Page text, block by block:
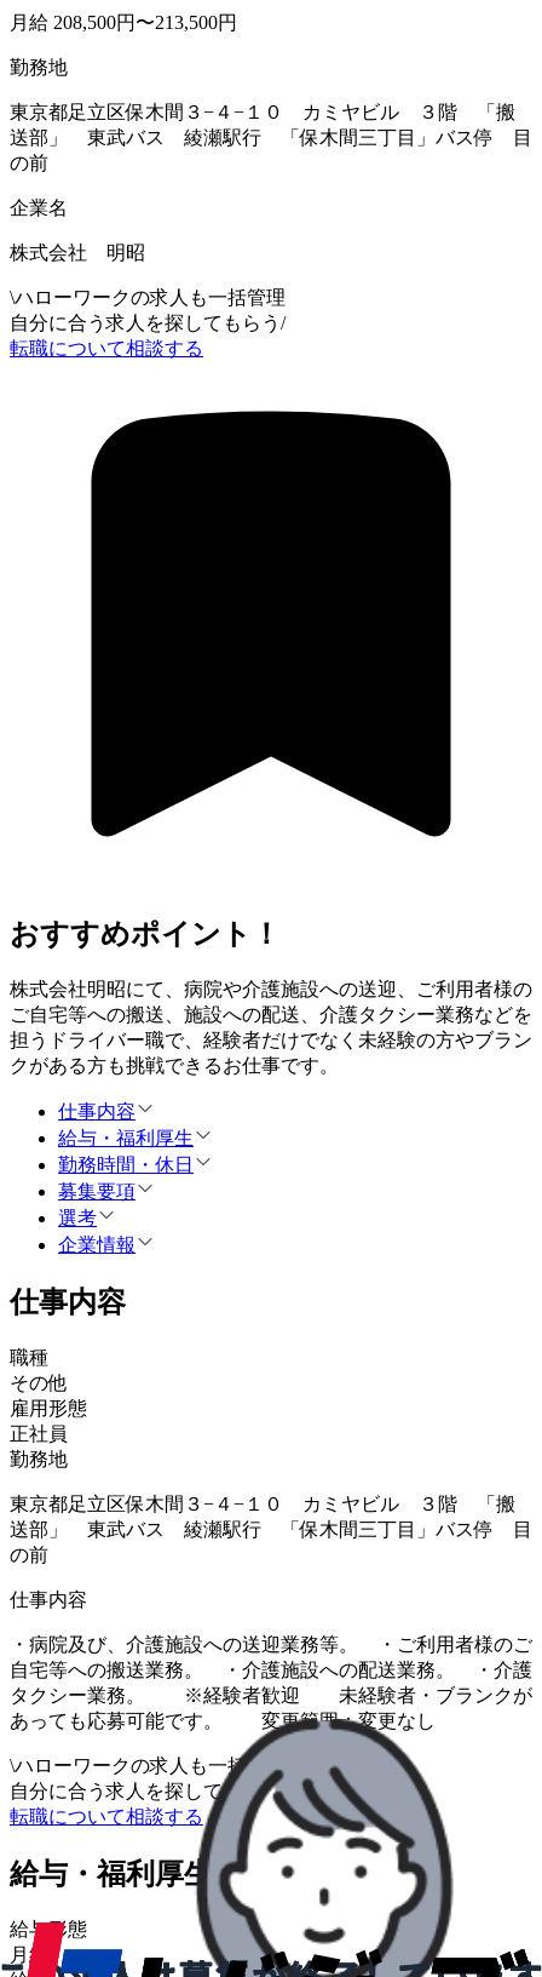
月給 208,500円〜213,500円
勤務地
東京都足立区保木間３−４−１０ カミヤビル ３階 「搬
送部」 東武バス 綾瀬駅行 「保木間三丁目」バス停 目
の前
企業名
株式会社 明昭
\ハローワークの求人も一括管理
自分に合う求人を探してもらう /
転職について相談する
おすすめポイント！
株式会社明昭にて、病院や介護施設への送迎、ご利用者様の
ご自宅等への搬送、施設への配送、介護タクシー業務などを
担うドライバー職で、経験者だけでなく未経験の方やブラン
クがある方も挑戦できるお仕事です。
仕事内容
給与・福利厚生
勤務時間・休日
募集要項
選考
企業情報
仕事内容
職種
その他
雇用形態
正社員
勤務地
東京都足立区保木間３−４−１０ カミヤビル ３階 「搬
送部」 東武バス 綾瀬駅行 「保木間三丁目」バス停 目
の前
仕事内容
・病院及び、介護施設への送迎業務等。 ・ご利用者様のご
自宅等への搬送業務。 ・介護施設への配送業務。 ・介護
タクシー業務。 ※経験者歓迎 未経験者・ブランクが
あっても応募可能です。 変更範囲：変更なし
\ハローワークの求人も一括管理
自分に合う求人を探してもらう/
転職について相談する
給与・福利厚生
給与形態
月給